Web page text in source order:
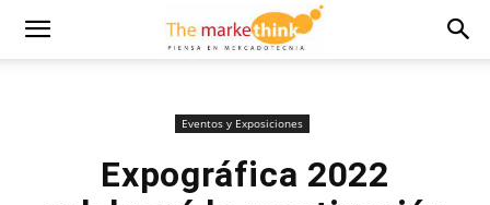
Eventos y Exposiciones
Expográfica 2022